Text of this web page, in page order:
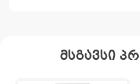
მსგავსი